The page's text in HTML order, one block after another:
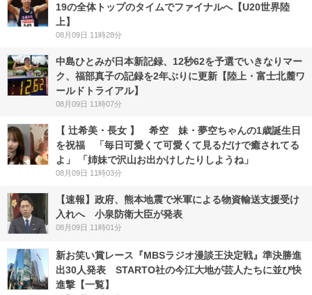
19の全体トップのタイムでファイナルへ【U20世界陸
上】
08月09日 11時28分
中島ひとみが日本新記録、12秒62を予選でいきなりマー
ク、福部真子の記録を2年ぶりに更新【陸上・富士北麓ワ
ールドトライアル】
08月09日 11時07分
【 辻希美・長女 】 希空 妹・夢空ちゃんの1歳誕生日
を祝福 「毎日可愛くて可愛くて見るだけで癒されてる
よ」 「姉妹で沢山お出かけしたりしようね」
08月09日 11時03分
【速報】政府、熊本地震で米軍による物資輸送支援受け
入れへ 小泉防衛大臣が発表
08月09日 11時01分
新お笑い賞レース『MBSラジオ漫談王決定戦』準決勝進
出30人発表 STARTO社の今江大地が芸人たちに並び快
進撃【一覧】